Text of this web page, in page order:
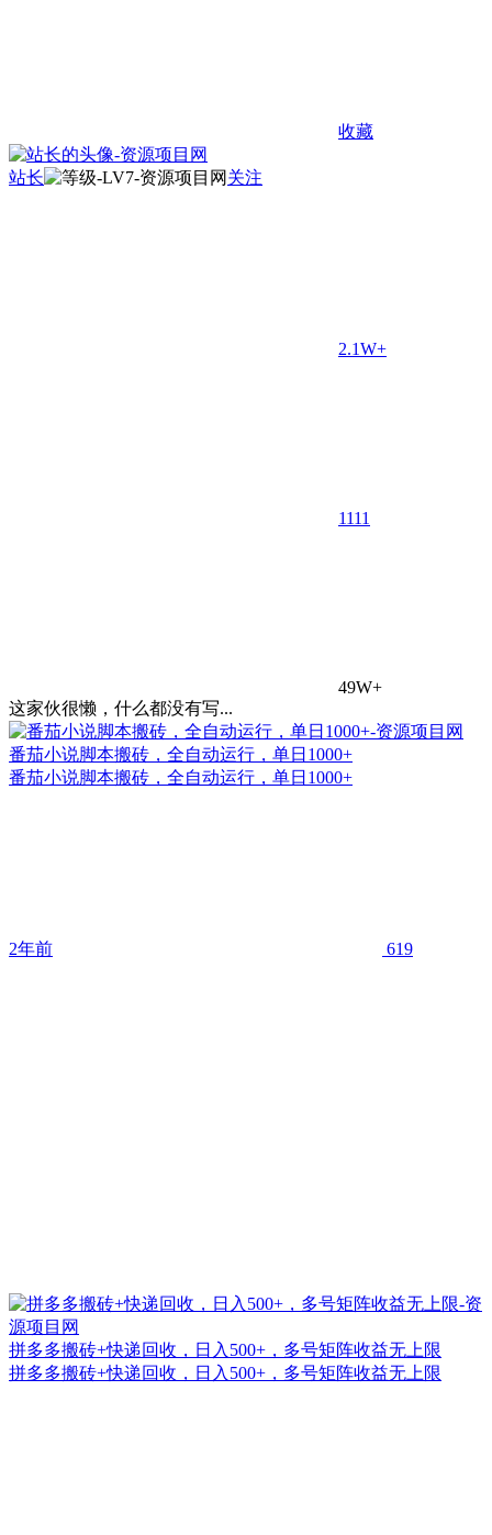
收藏
站长 关注
2.1W+
1111
49W+
这家伙很懒，什么都没有写...
番茄小说脚本搬砖，全自动运行，单日1000+
番茄小说脚本搬砖，全自动运行，单日1000+
2年前 619
拼多多搬砖+快递回收，日入500+，多号矩阵收益无上限
拼多多搬砖+快递回收，日入500+，多号矩阵收益无上限